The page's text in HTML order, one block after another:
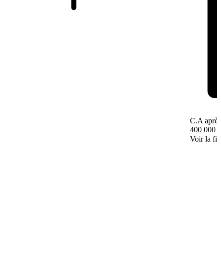
C.A
400 000 €
Voir la